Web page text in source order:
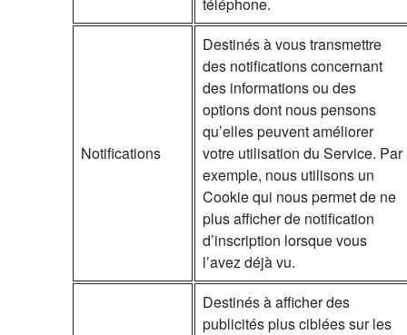
téléphone.
Notifications
Destinés à vous transmettre
des notifications concernant
des informations ou des
options dont nous pensons
qu’elles peuvent améliorer
votre utilisation du Service. Par
exemple, nous utilisons un
Cookie qui nous permet de ne
plus afficher de notification
d’inscription lorsque vous
l’avez déjà vu.
Destinés à afficher des
publicités plus ciblées sur les